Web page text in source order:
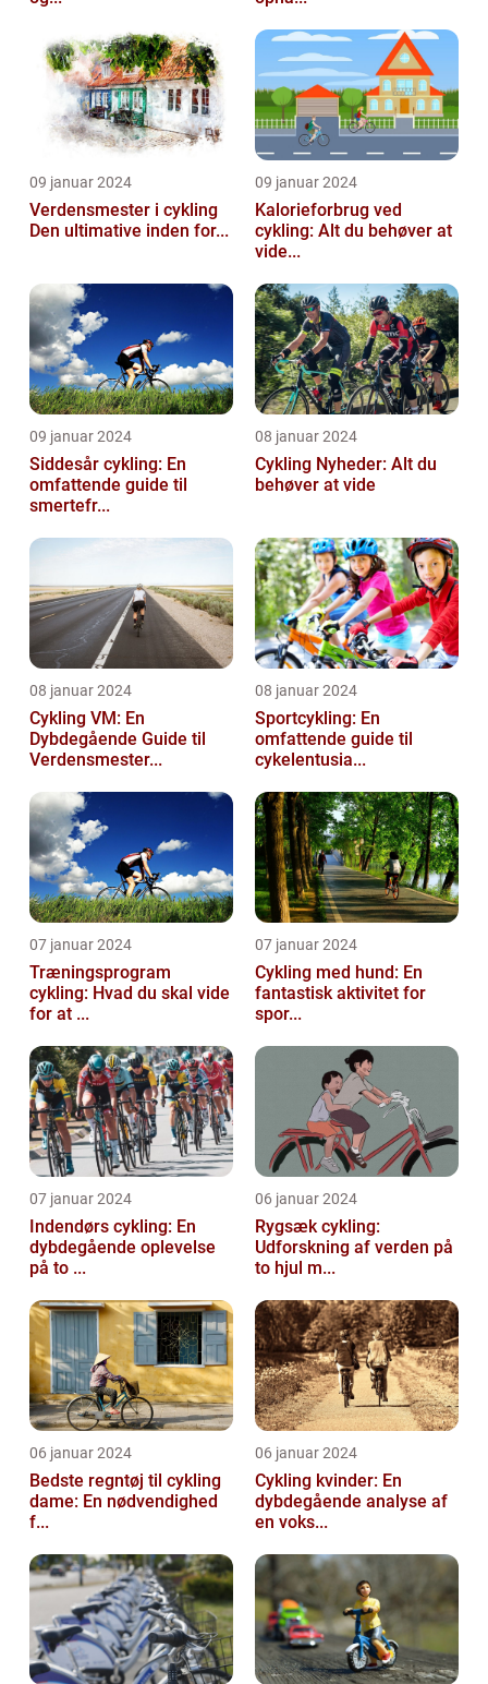
09 januar 2024
Verdensmester i cykling
Den ultimative inden for...
09 januar 2024
Kalorieforbrug ved
cykling: Alt du behøver at
vide...
09 januar 2024
Siddesår cykling: En
omfattende guide til
smertefr...
08 januar 2024
Cykling Nyheder: Alt du
behøver at vide
08 januar 2024
Cykling VM: En
Dybdegående Guide til
Verdensmester...
08 januar 2024
Sportcykling: En
omfattende guide til
cykelentusia...
07 januar 2024
Træningsprogram
cykling: Hvad du skal vide
for at ...
07 januar 2024
Cykling med hund: En
fantastisk aktivitet for
spor...
07 januar 2024
Indendørs cykling: En
dybdegående oplevelse
på to ...
06 januar 2024
Rygsæk cykling:
Udforskning af verden på
to hjul m...
06 januar 2024
Bedste regntøj til cykling
dame: En nødvendighed
f...
06 januar 2024
Cykling kvinder: En
dybdegående analyse af
en voks...